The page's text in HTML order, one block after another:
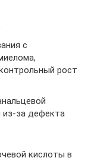
с
рост
из-за дефекта
кислоты в